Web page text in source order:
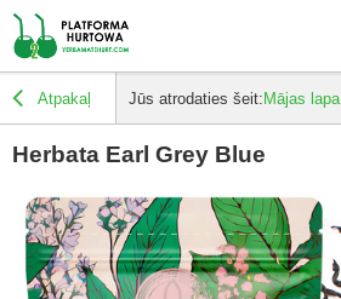
Atpakaļ Jūs atrodaties šeit: Mājas lapa
Herbata Earl Grey Blue